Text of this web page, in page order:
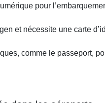
pour
et nécessite une carte
comme le passeport,